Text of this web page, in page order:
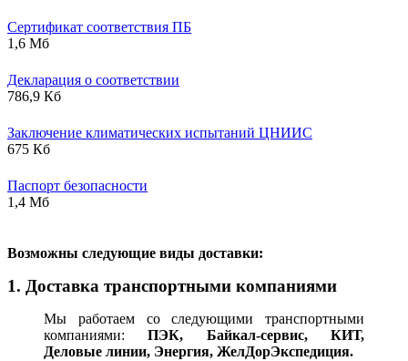
Сертификат соответствия ПБ
1,6 Мб
Декларация о соответствии
786,9 Кб
Заключение климатических испытаний ЦНИИС
675 Кб
Паспорт безопасности
1,4 Мб
Возможны следующие виды доставки:
1. Доставка транспортными компаниями
Мы работаем со следующими транспортными
компаниями:ПЭК, Байкал-сервис, КИТ,
Деловые линии, Энергия, ЖелДорЭкспедиция.